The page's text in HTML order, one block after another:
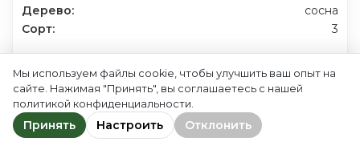
Дерево:
сосна
Сорт:
3
Заказать
Мы используем файлы cookie, чтобы улучшить ваш опыт на
сайте. Нажимая "Принять", вы соглашаетесь с нашей
политикой конфиденциальности.
Принять Настроить Отклонить